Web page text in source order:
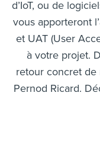
d’IoT, ou de
vous apporteront
et UAT (User
à votre projet.
retour concret
Pernod Ricard.